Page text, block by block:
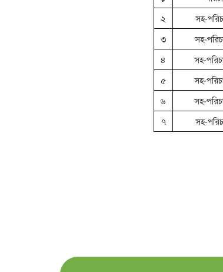
২
সহ-
৩
সহ-
৪
সহ-
৫
সহ-
৬
সহ-
৭
সহ-